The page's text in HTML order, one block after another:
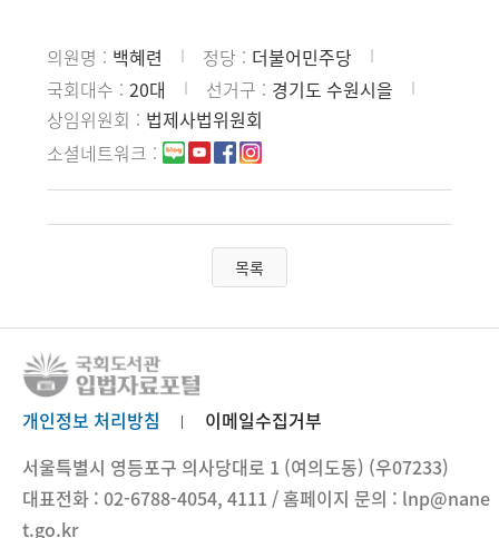
의원명 백혜련 정당
더불어민주당
국회대수
20대 선거구
경기도 수원시을
상임위원회
법제사법위원회
소셜네트워크
목록
개인정보 처리방침
이메일수집거부
서울특별시 영등포구 의사당대로 1 (여의도동) (우07233)
대표전화 : 02-6788-4054, 4111 / 홈페이지 문의 : lnp@nane
t.go.kr